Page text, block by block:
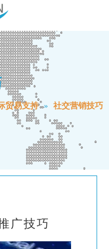
贸易支持 » 社交营销技巧
广技巧